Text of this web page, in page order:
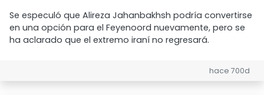
Se especuló que Alireza Jahanbakhsh podría convertirse
en una opción para el Feyenoord nuevamente, pero se
ha aclarado que el extremo iraní no regresará.
hace 700d